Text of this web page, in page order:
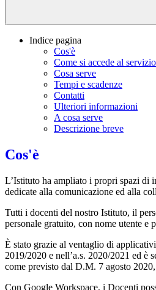
Indice pagina
Cos'è
Come si accede al servizio
Cosa serve
Tempi e scadenze
Contatti
Ulteriori informazioni
A cosa serve
Descrizione breve
Cos'è
L’Istituto ha ampliato i propri spazi di
dedicate alla comunicazione ed alla
Tutti i docenti del nostro Istituto, il
personale gratuito, con nome utente e
È stato grazie al ventaglio di
2019/2020 e nell’a.s. 2020/2021 ed è
come previsto dal D.M. 7 agosto
Con Google Workspace, i Docenti